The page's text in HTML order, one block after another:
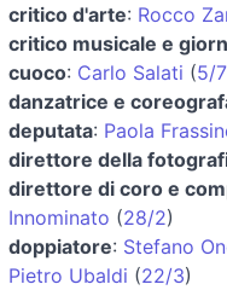
critico d'arte: Rocco
critico musicale e
cuoco: Carlo Salati (5/7
danzatrice e
deputata: Paola
direttore della
direttore di coro e
Innominato (28/2)
doppiatore: Stefano
Pietro Ubaldi (22/3)